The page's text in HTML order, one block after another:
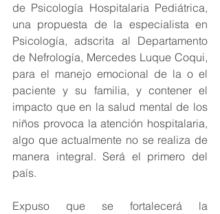
de Psicología Hospitalaria Pediátrica,
una propuesta de la especialista en
Psicología, adscrita al Departamento
de Nefrología, Mercedes Luque Coqui,
para el manejo emocional de la o el
paciente y su familia, y contener el
impacto que en la salud mental de los
niños provoca la atención hospitalaria,
algo que actualmente no se realiza de
manera integral. Será el primero del
país.
Expuso que se fortalecerá la